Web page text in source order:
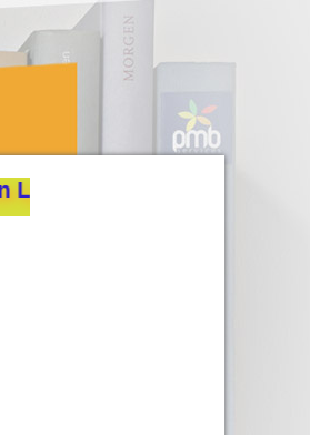
de la Bibliothèque de